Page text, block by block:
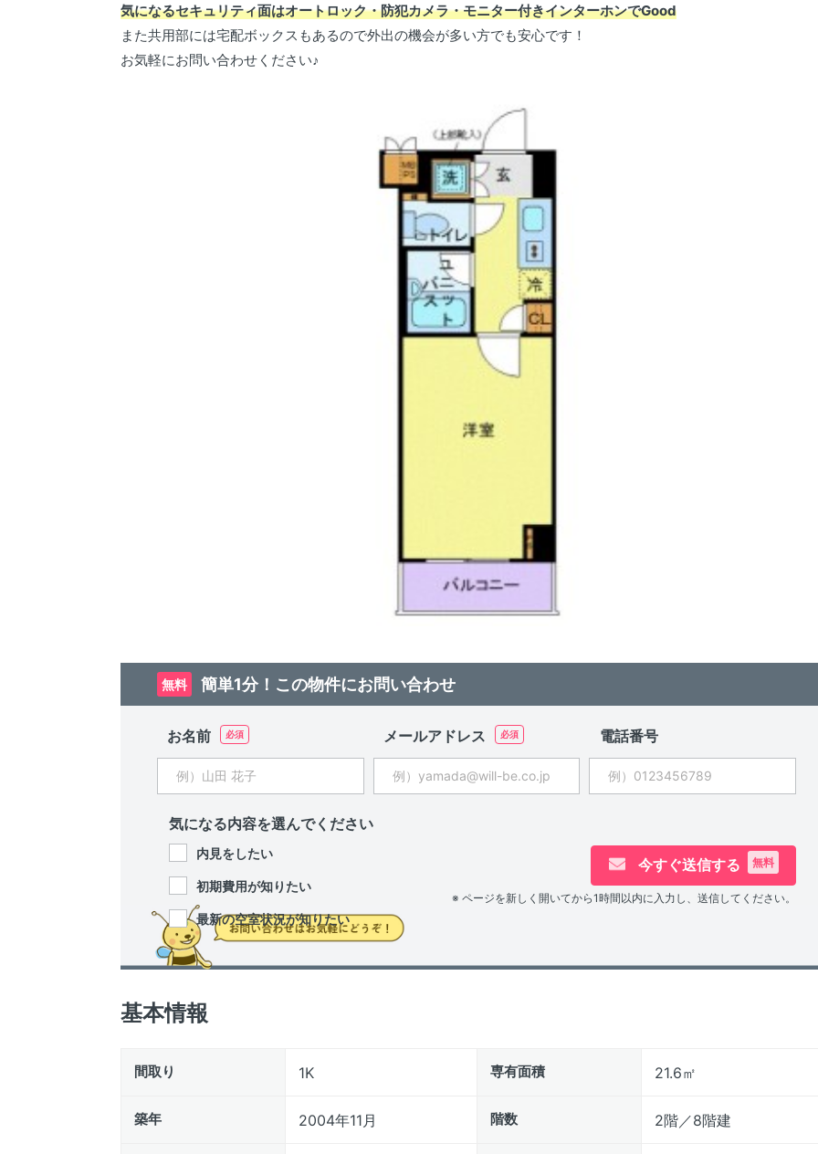
気になるセキュリティ面はオートロック・防犯カメラ・モニター付きインターホンでGood
また共用部には宅配ボックスもあるので外出の機会が多い方でも安心です！
お気軽にお問い合わせください♪
無料 簡単1分！この物件にお問い合わせ
お名前 メールアドレス 電話番号
気になる内容を選んでください
内見をしたい
初期費用が知りたい
最新の空室状況が知りたい
今すぐ送信する 無料
※ ページを新しく開いてから1時間以内に入力し、送信してください。
基本情報
間取り 1K 専有面積 21.6㎡
築年 2004年11月 階数 2階／8階建